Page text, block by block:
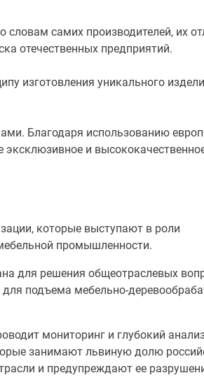
самих производителей, их
отечественных предприятий.
изготовления уникального
Благодаря использованию
и
которые выступают в роли
промышленности.
для решения общеотраслевых
для подъема мебельно-
мониторинг и глубокий
занимают львиную долю
и предупреждают ее